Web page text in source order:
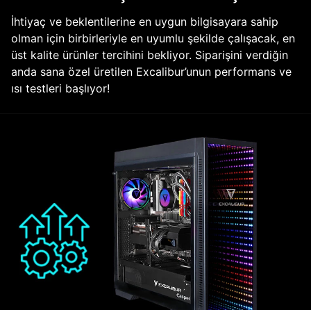
İhtiyaç ve beklentilerine en uygun bilgisayara sahip
olman için birbirleriyle en uyumlu şekilde çalışacak, en
üst kalite ürünler tercihini bekliyor. Siparişini verdiğin
anda sana özel üretilen Excalibur’unun performans ve
ısı testleri başlıyor!